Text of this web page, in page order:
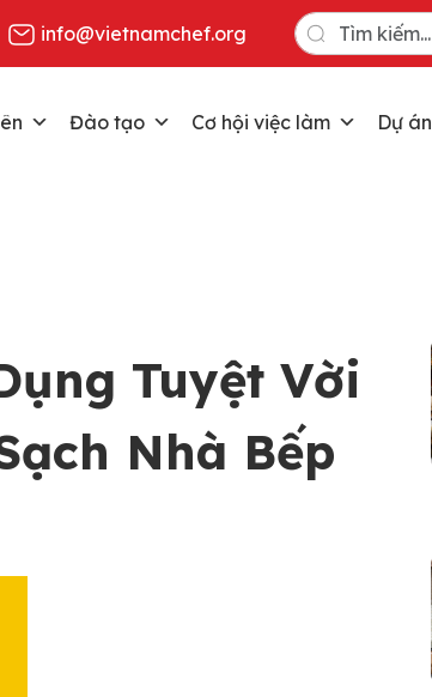
info@vietnamchef.org
Search
for:
Đào tạo Cơ hội việc làm Dự án
Tuyệt Vời
Nhà Bếp